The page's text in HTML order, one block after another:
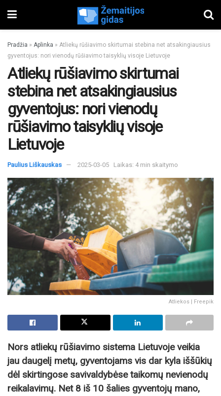
Pradžia » Aplinka » Atliekų rūšiavimo skirtumai stebina net atsakingiausius
gyventojus: nori vienodų rūšiavimo taisyklių visoje Lietuvoje
Atliekų rūšiavimo skirtumai
stebina net atsakingiausius
gyventojus: nori vienodų
rūšiavimo taisyklių visoje
Lietuvoje
Paulius Liškauskas 2025-03-05 Laikas: 4 min skaitymo
Atliekos | Freepik
Nors atliekų rūšiavimo sistema Lietuvoje veikia
jau daugelį metų, gyventojams vis dar kyla iššūkių
dėl skirtingose savivaldybėse taikomų nevienodų
reikalavimų. Net 8 iš 10 šalies gyventojų mano,